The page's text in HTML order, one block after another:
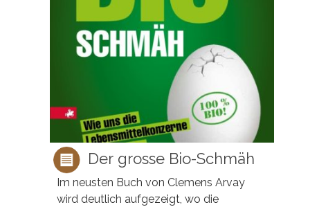
Der grosse Bio-Schmäh
Im neusten Buch von Clemens Arvay
wird deutlich aufgezeigt, wo die